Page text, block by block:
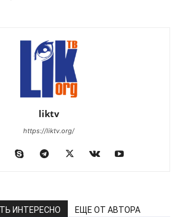
liktv
https://liktv.org/
ИНТЕРЕСНО ЕЩЕ ОТ АВТОРА